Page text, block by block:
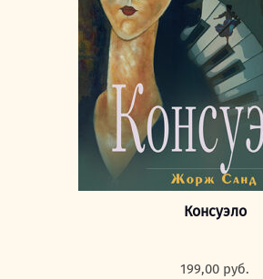
Консуэло
199,00 руб.